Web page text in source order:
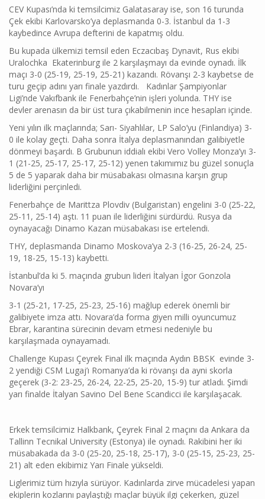
CEV Kupası’nda ki temsilcimiz Galatasaray ise, son 16 turunda
Çek ekibi Karlovarsko’ya deplasmanda 0-3. İstanbul da 1-3
kaybedince Avrupa defterini de kapatmış oldu.
Bu kupada ülkemizi temsil eden Eczacıbaş Dynavit, Rus ekibi
Uralochka Ekaterinburg ile 2 karşılaşmayı da evinde oynadı. İlk
maçı 3-0 (25-19, 25-19, 25-21) kazandı. Rövanşı 2-3 kaybetse de
turu geçip adını yarı finale yazdırdı. Kadınlar Şampiyonlar
Ligi’nde Vakıfbank ile Fenerbahçe’nin işleri yolunda. THY ise
devler arenasın da bir üst tura çıkabilmenin ince hesapları içinde.
Yeni yılın ilk maçlarında; Sarı- Siyahlılar, LP Salo’yu (Finlandiya) 3-
0 ile kolay geçti. Daha sonra İtalya deplasmanından galibiyetle
dönmeyi başardı. B Grubunun iddialı ekibi Vero Volley Monza’yı 3-
1 (21-25, 25-17, 25-17, 25-12) yenen takımımız bu güzel sonuçla
5 de 5 yaparak daha bir müsabakası olmasına karşın grup
liderliğini perçinledi.
Fenerbahçe de Marittza Plovdiv (Bulgaristan) engelini 3-0 (25-22,
25-11, 25-14) aştı. 11 puan ile liderliğini sürdürdü. Rusya da
oynayacağı Dinamo Kazan müsabakası ise ertelendi.
THY, deplasmanda Dinamo Moskova’ya 2-3 (16-25, 26-24, 25-
19, 18-25, 15-13) kaybetti.
İstanbul’da ki 5. maçında grubun lideri İtalyan İgor Gonzola
Novara’yı
3-1 (25-21, 17-25, 25-23, 25-16) mağlup ederek önemli bir
galibiyete imza attı. Novara’da forma giyen milli oyuncumuz
Ebrar, karantina sürecinin devam etmesi nedeniyle bu
karşılaşmada oynayamadı.
Challenge Kupası Çeyrek Final ilk maçında Aydın BBSK evinde 3-
2 yendiği CSM Lugaj’ı Romanya’da ki rövanşı da ayni skorla
geçerek (3-2: 23-25, 26-24, 22-25, 25-20, 15-9) tur atladı. Şimdi
yarı finalde İtalyan Savino Del Bene Scandicci ile karşılaşacak.
Erkek temsilcimiz Halkbank, Çeyrek Final 2 maçını da Ankara da
Tallinn Tecnikal University (Estonya) ile oynadı. Rakibini her iki
müsabakada da 3-0 (25-20, 25-18, 25-17), 3-0 (25-15, 25-23, 25-
21) alt eden ekibimiz Yarı Finale yükseldi.
Liglerimiz tüm hızıyla sürüyor. Kadınlarda zirve mücadelesi yapan
ekiplerin kozlarını paylaştığı maçlar büyük ilgi çekerken, güzel